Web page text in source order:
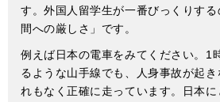
す。外国人留学生が一番びっくりす
間への厳しさ」です。
例えば日本の電車をみてください。1
るような山手線でも、人身事故が起
れもなく正確に走っています。日本